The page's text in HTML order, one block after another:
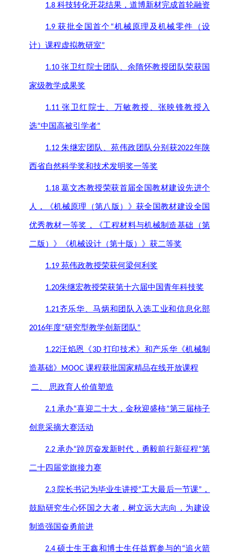
1.8 科技转化开花结果，道博新材完成首轮融资
1.9获批全国首个 “机械原理及机械零件（设
计）课程虚拟教研室”
1.10张卫红院士团队、余隋怀教授团队荣获国
家级教学成果奖
1.11张卫红院士、万敏教授、张映锋教授入
选“中国高被引学者”
1.12朱继宏团队、苑伟政团队分别获2022年陕
西省自然科学奖和技术发明奖一等奖
1.18葛文杰教授荣获首届全国教材建设先进个
人，《机械原理（第八版）》获全国教材建设全国
优秀教材一等奖，《工程材料与机械制造基础（第
二版）》《机械设计（第十版）》获二等奖
1.19 苑伟政教授荣获何梁何利奖
1.20朱继宏教授荣获第十六届中国青年科技奖
1.21齐乐华、马炳和团队入选工业和信息化部
2016年度“研究型教学创新团队”
1.22汪焰恩《3D打印技术》和产乐华《机械制
造基础》 MOOC 课程获批国家精品在线开放课程
二、 思政育人价值塑造
2.1承办“喜迎二十大，金秋迎盛柿”第三届柿子
创意采摘大赛活动
2.2承办“踔厉奋发新时代，勇毅前行新征程”第
二十四届党旗接力赛
2.3 院长书记为毕业生讲授“工大最后一节课” ，
鼓励研究生心怀国之大者，树立远大志向，为建设
制造强国奋勇前进
2.4硕士生王鑫和博士生任益辉参与的“追火箭